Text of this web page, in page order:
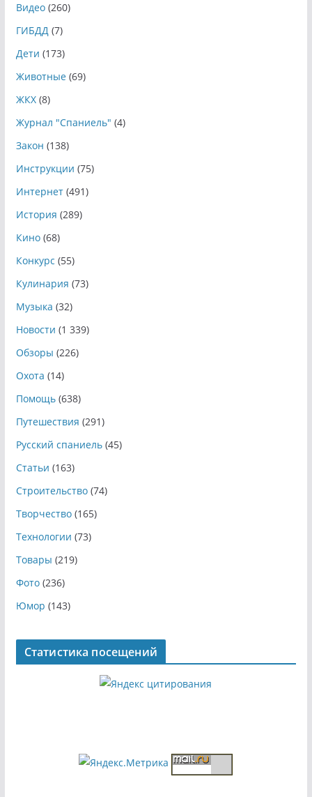
Видео(260)
ГИБДД(7)
Дети (173)
Животные(69)
ЖКХ(8)
Журнал "Спаниель" (4)
Закон (138)
Инструкции (75)
Интернет(491)
История (289)
Кино(68)
Конкурс (55)
Кулинария (73)
Музыка (32)
Новости (1 339)
Обзоры (226)
Охота (14)
Помощь(638)
Путешествия (291)
Русский спаниель(45)
Статьи (163)
Строительство(74)
Творчество(165)
Технологии (73)
Товары (219)
Фото(236)
Юмор (143)
Статистика посещений